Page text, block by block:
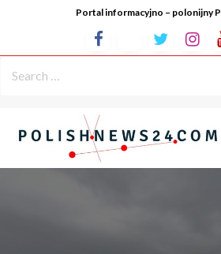
Portal informacyjno – polonijny